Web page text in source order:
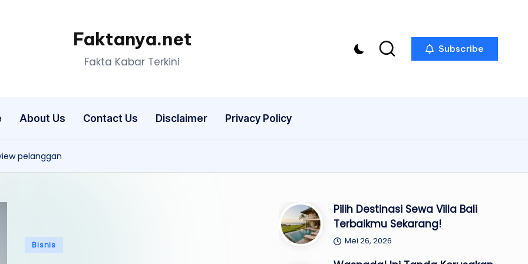
Faktanya.net
Fakta Kabar Terkini
Subscribe
About Us Contact Us Disclaimer Privacy Policy
pelanggan
Posted
Bisnis
Pilih Destinasi Sewa Villa Bali
Terbaikmu Sekarang!
Mei 26, 2026